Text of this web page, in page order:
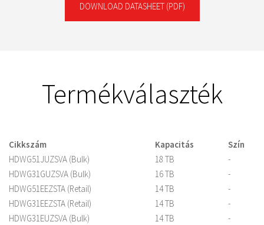
DOWNLOAD DATASHEET (PDF)
Termékválaszték
Cikkszám Kapacitás
Szín
HDWG51JUZSVA (Bulk)
18 TB
-
HDWG31GUZSVA (Bulk)
16 TB
-
HDWG51EEZSTA (Retail)
14 TB
-
HDWG31EEZSTA (Retail)
14 TB
-
HDWG31EUZSVA (Bulk)
14 TB
-